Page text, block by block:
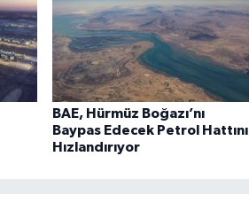
BAE, Hürmüz Boğazı’nı
Baypas Edecek Petrol Hattını
Hızlandırıyor